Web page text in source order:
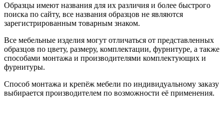
Образцы имеют названия для их различия и более быстрого
поиска по сайту, все названия образцов не являются
зарегистрированным товарным знаком.
Все мебельные изделия могут отличаться от представленных
образцов по цвету, размеру, комплектации, фурнитуре, а также
способами монтажа и производителями комплектующих и
фурнитуры.
Способ монтажа и крепёж мебели по индивидуальному заказу
выбирается производителем по возможности её применения.